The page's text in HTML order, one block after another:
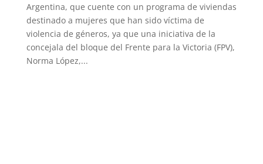
Argentina, que cuente con un programa de viviendas
destinado a mujeres que han sido víctima de
violencia de géneros, ya que una iniciativa de la
concejala del bloque del Frente para la Victoria (FPV),
Norma López,...